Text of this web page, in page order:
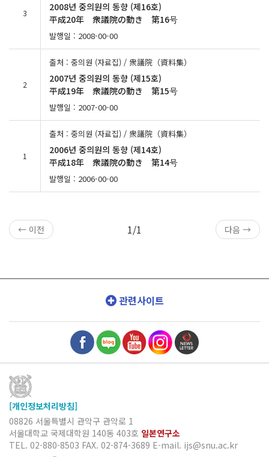
3
2008년 중의원의 동향 (제16호)
平成20年 衆議院の動き 第16号
발행일 : 2008-00-00
2
출처 : 중의원 (자료집) / 衆議院（資料集）
2007년 중의원의 동향 (제15호)
平成19年 衆議院の動き 第15号
발행일 : 2007-00-00
1
출처 : 중의원 (자료집) / 衆議院（資料集）
2006년 중의원의 동향 (제14호)
平成18年 衆議院の動き 第14号
발행일 : 2006-00-00
← 이전 1/1 다음 →
관련사이트
[개인정보처리방침]
08826 서울특별시 관악구 관악로 1
서울대학교 국제대학원 140동 403호 일본연구소
TEL. 02-880-8503 FAX. 02-874-3689 E-mail. ijs@snu.ac.kr